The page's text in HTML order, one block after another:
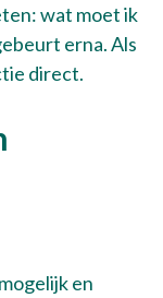
wat moet ik
erna. Als
direct.
en